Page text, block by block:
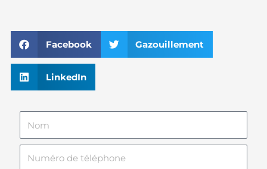
Facebook Gazouillement
LinkedIn